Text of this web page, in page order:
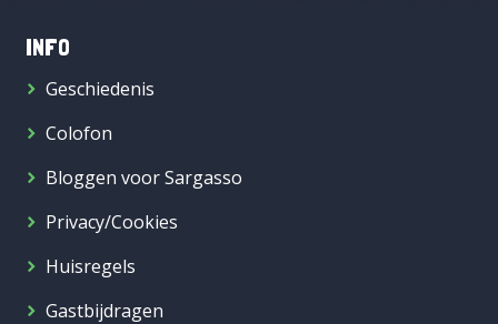
INFO
Geschiedenis
Colofon
Bloggen voor Sargasso
Privacy/Cookies
Huisregels
Gastbijdragen